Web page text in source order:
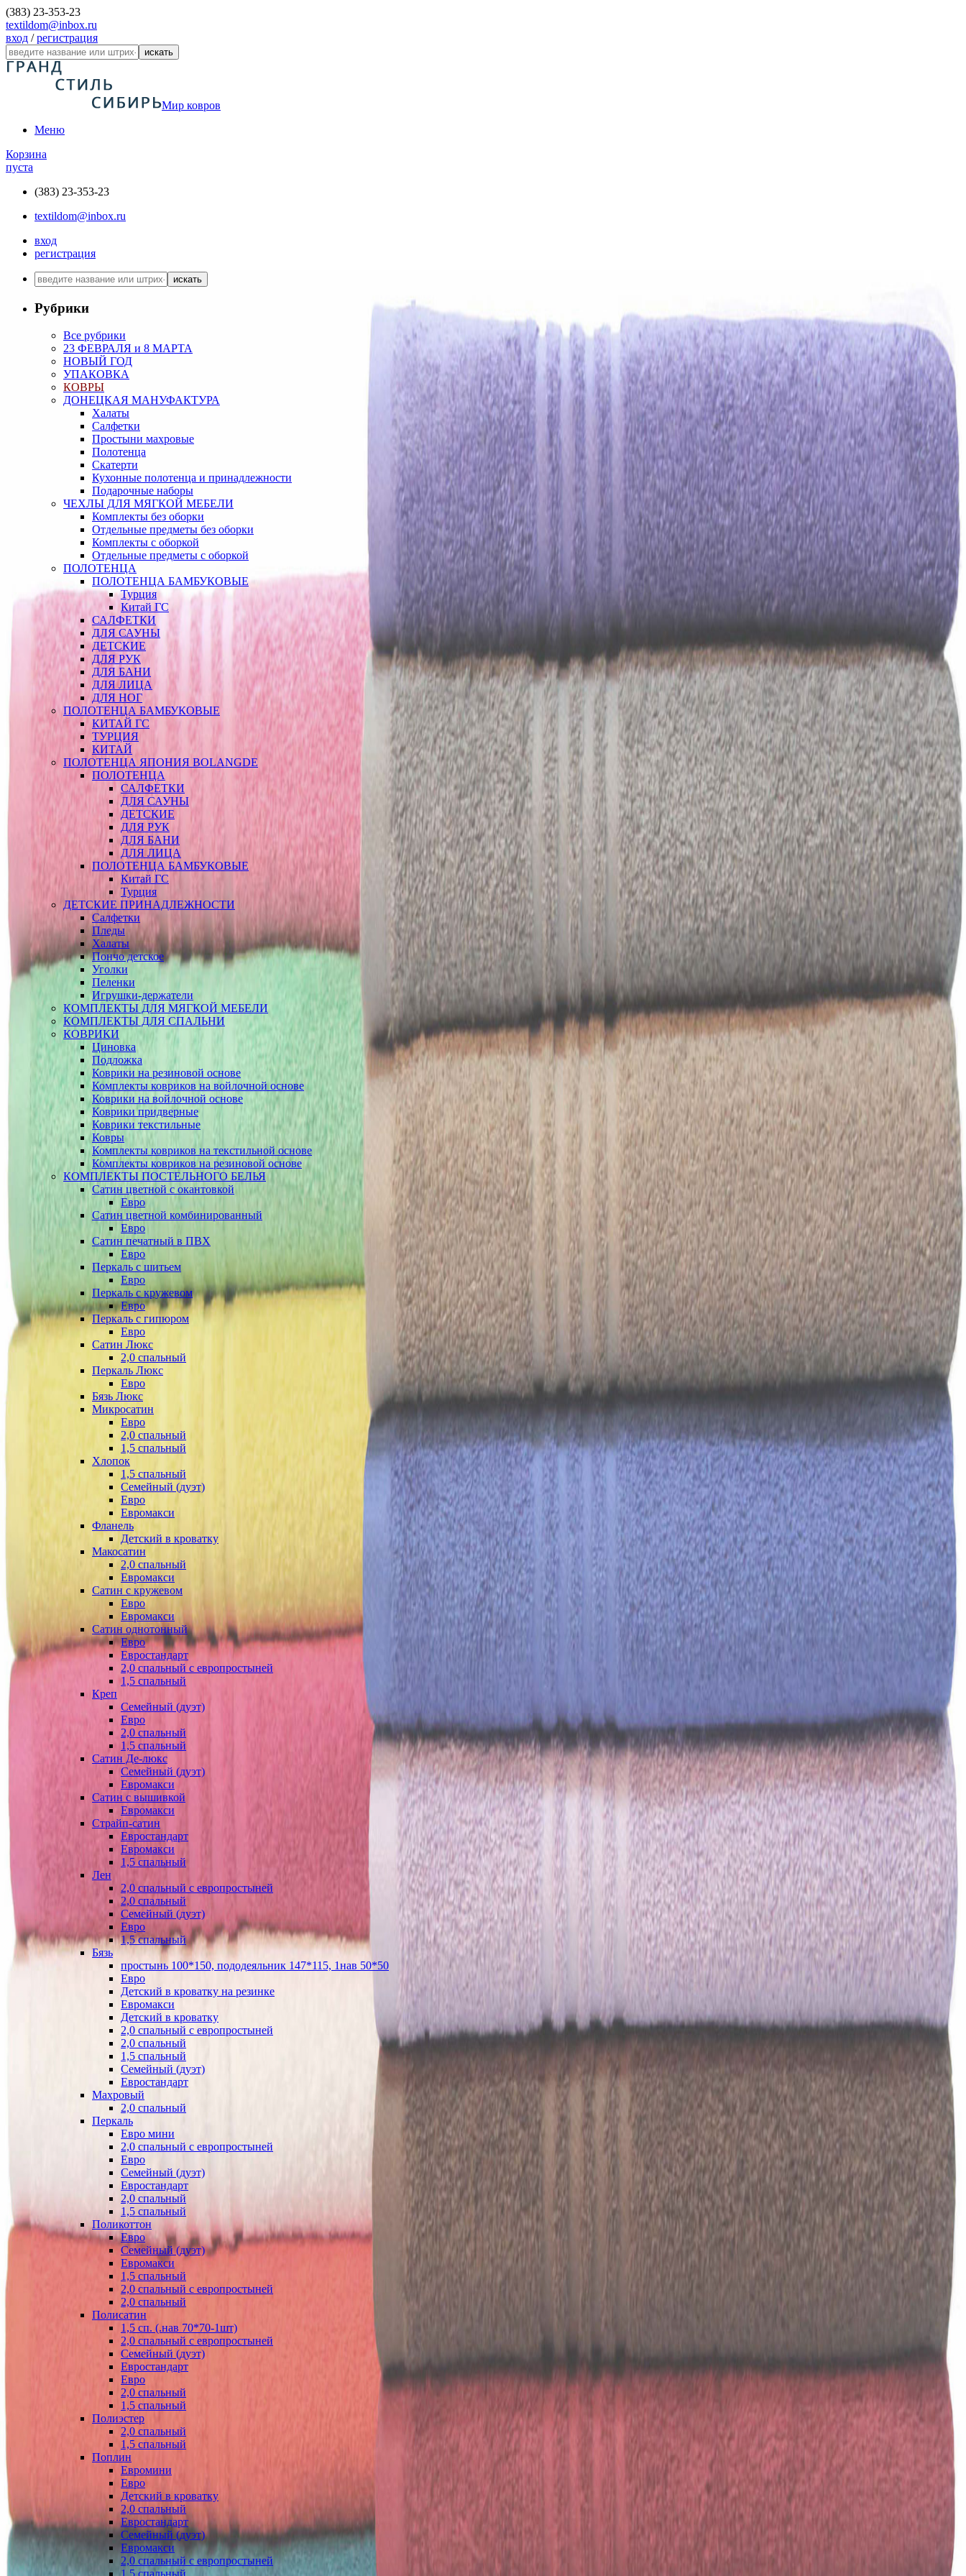
(383) 23-353-23
textildom@inbox.ru
вход /регистрация
искать
Мир ковров
Меню
Корзина
пуста
(383) 23-353-23
textildom@inbox.ru
вход
регистрация
искать
Рубрики
Все рубрики
23 ФЕВРАЛЯ и 8 МАРТА
НОВЫЙ ГОД
УПАКОВКА
КОВРЫ
ДОНЕЦКАЯ МАНУФАКТУРА
Халаты
Салфетки
Простыни махровые
Полотенца
Скатерти
Кухонные полотенца и принадлежности
Подарочные наборы
ЧЕХЛЫ ДЛЯ МЯГКОЙ МЕБЕЛИ
Комплекты без оборки
Отдельные предметы без оборки
Комплекты с оборкой
Отдельные предметы с оборкой
ПОЛОТЕНЦА
ПОЛОТЕНЦА БАМБУКОВЫЕ
Турция
Китай ГС
САЛФЕТКИ
ДЛЯ САУНЫ
ДЕТСКИЕ
ДЛЯ РУК
ДЛЯ БАНИ
ДЛЯ ЛИЦА
ДЛЯ НОГ
ПОЛОТЕНЦА БАМБУКОВЫЕ
КИТАЙ ГС
ТУРЦИЯ
КИТАЙ
ПОЛОТЕНЦА ЯПОНИЯ BOLANGDE
ПОЛОТЕНЦА
САЛФЕТКИ
ДЛЯ САУНЫ
ДЕТСКИЕ
ДЛЯ РУК
ДЛЯ БАНИ
ДЛЯ ЛИЦА
ПОЛОТЕНЦА БАМБУКОВЫЕ
Китай ГС
Турция
ДЕТСКИЕ ПРИНАДЛЕЖНОСТИ
Салфетки
Пледы
Халаты
Пончо детское
Уголки
Пеленки
Игрушки-держатели
КОМПЛЕКТЫ ДЛЯ МЯГКОЙ МЕБЕЛИ
КОМПЛЕКТЫ ДЛЯ СПАЛЬНИ
КОВРИКИ
Циновка
Подложка
Коврики на резиновой основе
Комплекты ковриков на войлочной основе
Коврики на войлочной основе
Коврики придверные
Коврики текстильные
Ковры
Комплекты ковриков на текстильной основе
Комплекты ковриков на резиновой основе
КОМПЛЕКТЫ ПОСТЕЛЬНОГО БЕЛЬЯ
Сатин цветной с окантовкой
Евро
Сатин цветной комбинированный
Евро
Сатин печатный в ПВХ
Евро
Перкаль с шитьем
Евро
Перкаль с кружевом
Евро
Перкаль с гипюром
Евро
Сатин Люкс
2,0 спальный
Перкаль Люкс
Евро
Бязь Люкс
Микросатин
Евро
2,0 спальный
1,5 спальный
Хлопок
1,5 спальный
Семейный (дуэт)
Евро
Евромакси
Фланель
Детский в кроватку
Макосатин
2,0 спальный
Евромакси
Сатин с кружевом
Евро
Евромакси
Сатин однотонный
Евро
Евростандарт
2,0 спальный с европростыней
1,5 спальный
Креп
Семейный (дуэт)
Евро
2,0 спальный
1,5 спальный
Сатин Де-люкс
Семейный (дуэт)
Евромакси
Сатин с вышивкой
Евромакси
Страйп-сатин
Евростандарт
Евромакси
1,5 спальный
Лен
2,0 спальный с европростыней
2,0 спальный
Семейный (дуэт)
Евро
1,5 спальный
Бязь
простынь 100*150, пододеяльник 147*115, 1нав 50*50
Евро
Детский в кроватку на резинке
Евромакси
Детский в кроватку
2,0 спальный с европростыней
2,0 спальный
1,5 спальный
Семейный (дуэт)
Евростандарт
Махровый
2,0 спальный
Перкаль
Евро мини
2,0 спальный с европростыней
Евро
Семейный (дуэт)
Евростандарт
2,0 спальный
1,5 спальный
Поликоттон
Евро
Семейный (дуэт)
Евромакси
1,5 спальный
2,0 спальный с европростыней
2,0 спальный
Полисатин
1,5 сп. (.нав 70*70-1шт)
2,0 спальный с европростыней
Семейный (дуэт)
Евростандарт
Евро
2,0 спальный
1,5 спальный
Полиэстер
2,0 спальный
1,5 спальный
Поплин
Евромини
Евро
Детский в кроватку
2,0 спальный
Евростандарт
Семейный (дуэт)
Евромакси
2,0 спальный с европростыней